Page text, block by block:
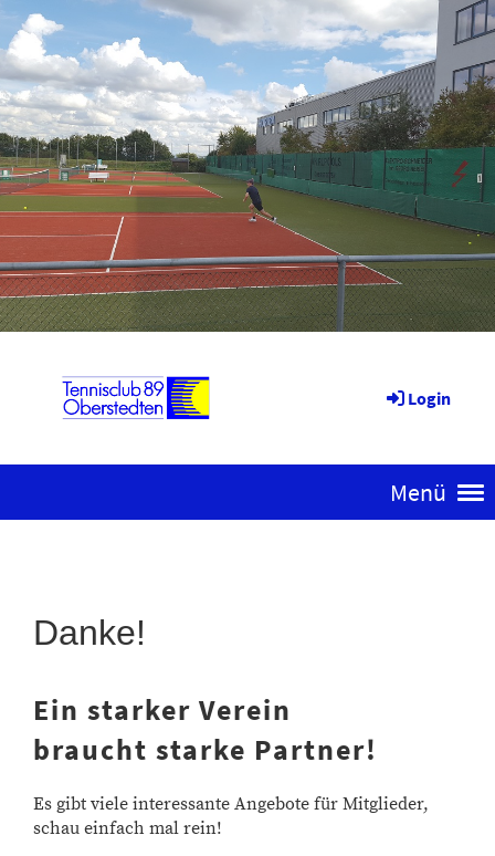
Login
Menü
Danke!
Ein starker Verein
braucht starke Partner!
Es gibt viele interessante Angebote für Mitglieder,
schau einfach mal rein!